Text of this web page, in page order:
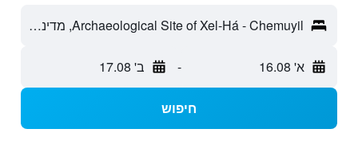
Archaeological Site of Xel-Há - Chemuyil, מדינת קינטאנה רו, מקסיקו
א' 16.08 - ב' 17.08
חיפוש